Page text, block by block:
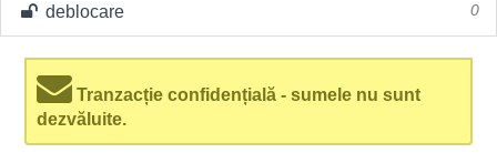
deblocare 0
Tranzacție confidențială - sumele nu sunt
dezvăluite.